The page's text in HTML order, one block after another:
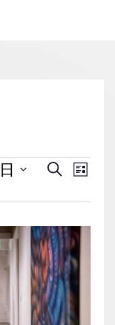
活
搜
索
和
视
图
导
搜
事
视
图
导
列